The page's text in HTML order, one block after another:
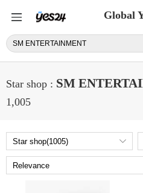
Global
Star shop : SM
1,005